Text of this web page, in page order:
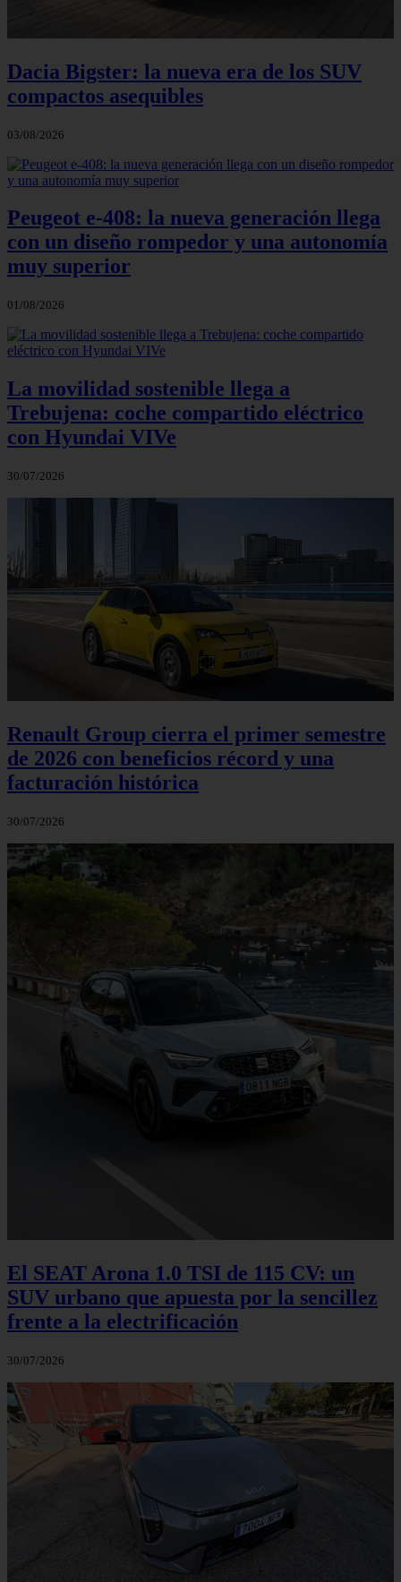
Dacia Bigster: la nueva era de los SUV
compactos asequibles
03/08/2026
Peugeot e-408: la nueva generación llega
con un diseño rompedor y una autonomía
muy superior
01/08/2026
La movilidad sostenible llega a
Trebujena: coche compartido eléctrico
con Hyundai VIVe
30/07/2026
Renault Group cierra el primer semestre
de 2026 con beneficios récord y una
facturación histórica
30/07/2026
El SEAT Arona 1.0 TSI de 115 CV: un
SUV urbano que apuesta por la sencillez
frente a la electrificación
30/07/2026